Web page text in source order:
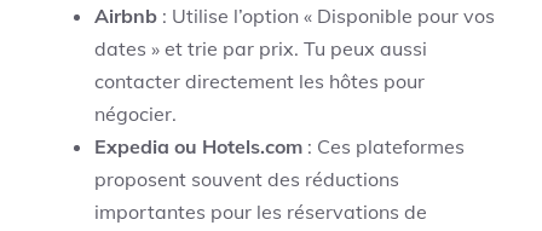
Airbnb : Utilise l’option « Disponible pour vos
dates » et trie par prix. Tu peux aussi
contacter directement les hôtes pour
négocier.
Expedia ou Hotels.com : Ces plateformes
proposent souvent des réductions
importantes pour les réservations de